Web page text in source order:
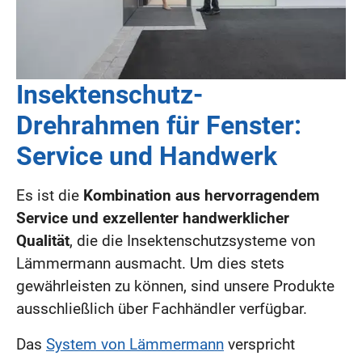
Insektenschutz-
Drehrahmen für Fenster:
Service und Handwerk
Es ist die Kombination aus hervorragendem
Service und exzellenter handwerklicher
Qualität, die die Insektenschutzsysteme von
Lämmermann ausmacht. Um dies stets
gewährleisten zu können, sind unsere Produkte
ausschließlich über Fachhändler verfügbar.
Das System von Lämmermann verspricht